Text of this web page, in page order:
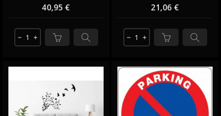
40,95 €
remove add
21,06 €
remove add